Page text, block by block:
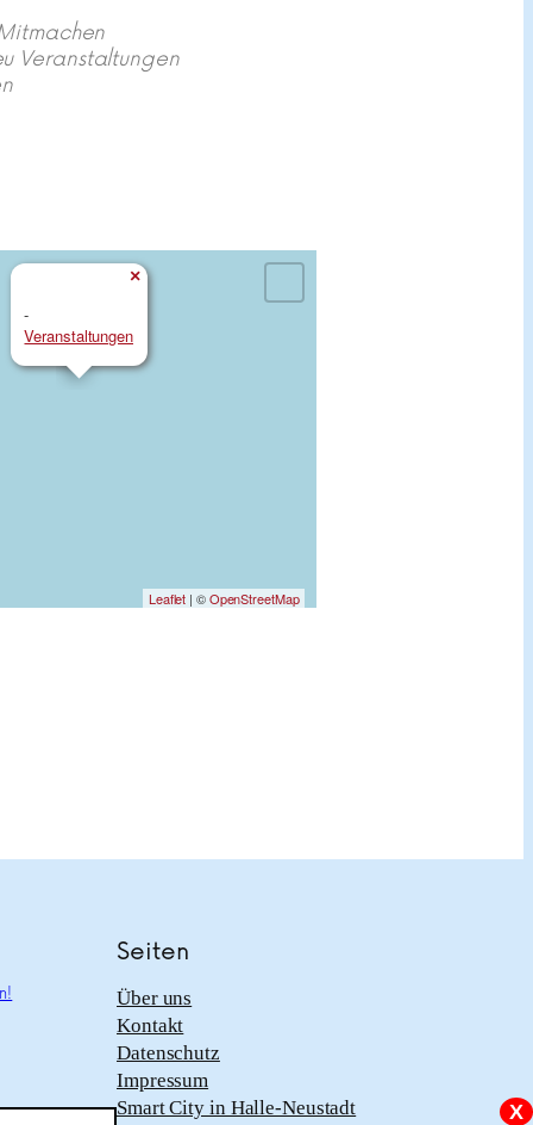
Veranstaltungen
-
Veranstaltungen
×
Leaflet | ©OpenStreetMap
X
Seiten
Über uns
Kontakt
Datenschutz
Impressum
Smart City in Halle-Neustadt